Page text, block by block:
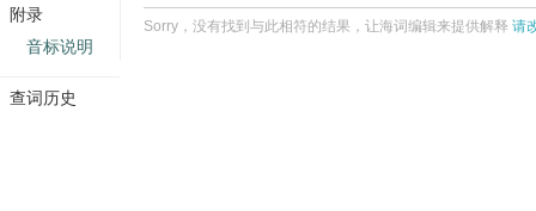
Sorry，没有找到与此相符的结果，让海词编辑来提供解释 请
附录
音标说明
查词历史